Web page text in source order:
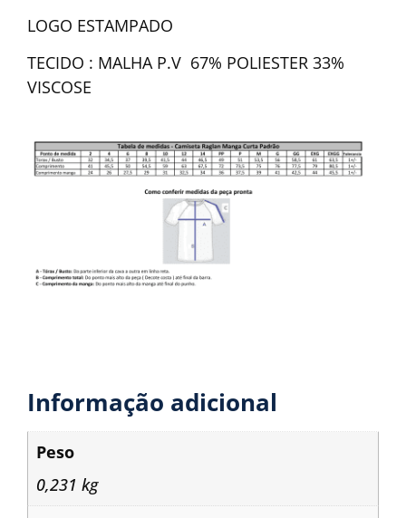
LOGO ESTAMPADO
TECIDO : MALHA P.V 67% POLIESTER 33%
VISCOSE
Informação adicional
Peso
0,231 kg